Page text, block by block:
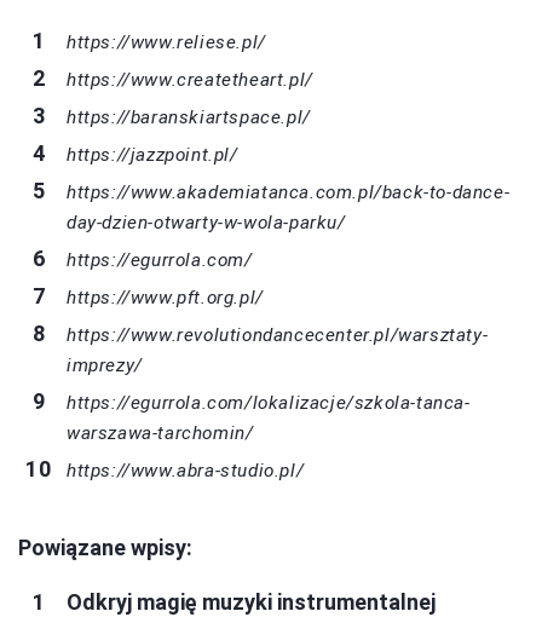
https://www.reliese.pl/
https://www.createtheart.pl/
https://baranskiartspace.pl/
https://jazzpoint.pl/
https://www.akademiatanca.com.pl/back-to-dance-
day-dzien-otwarty-w-wola-parku/
https://egurrola.com/
https://www.pft.org.pl/
https://www.revolutiondancecenter.pl/warsztaty-
imprezy/
https://egurrola.com/lokalizacje/szkola-tanca-
warszawa-tarchomin/
https://www.abra-studio.pl/
Powiązane wpisy:
Odkryj magię muzyki instrumentalnej